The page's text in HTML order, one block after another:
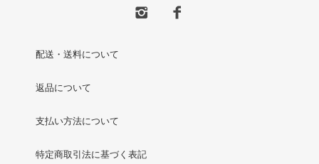
配送・送料について
返品について
支払い方法について
特定商取引法に基づく表記